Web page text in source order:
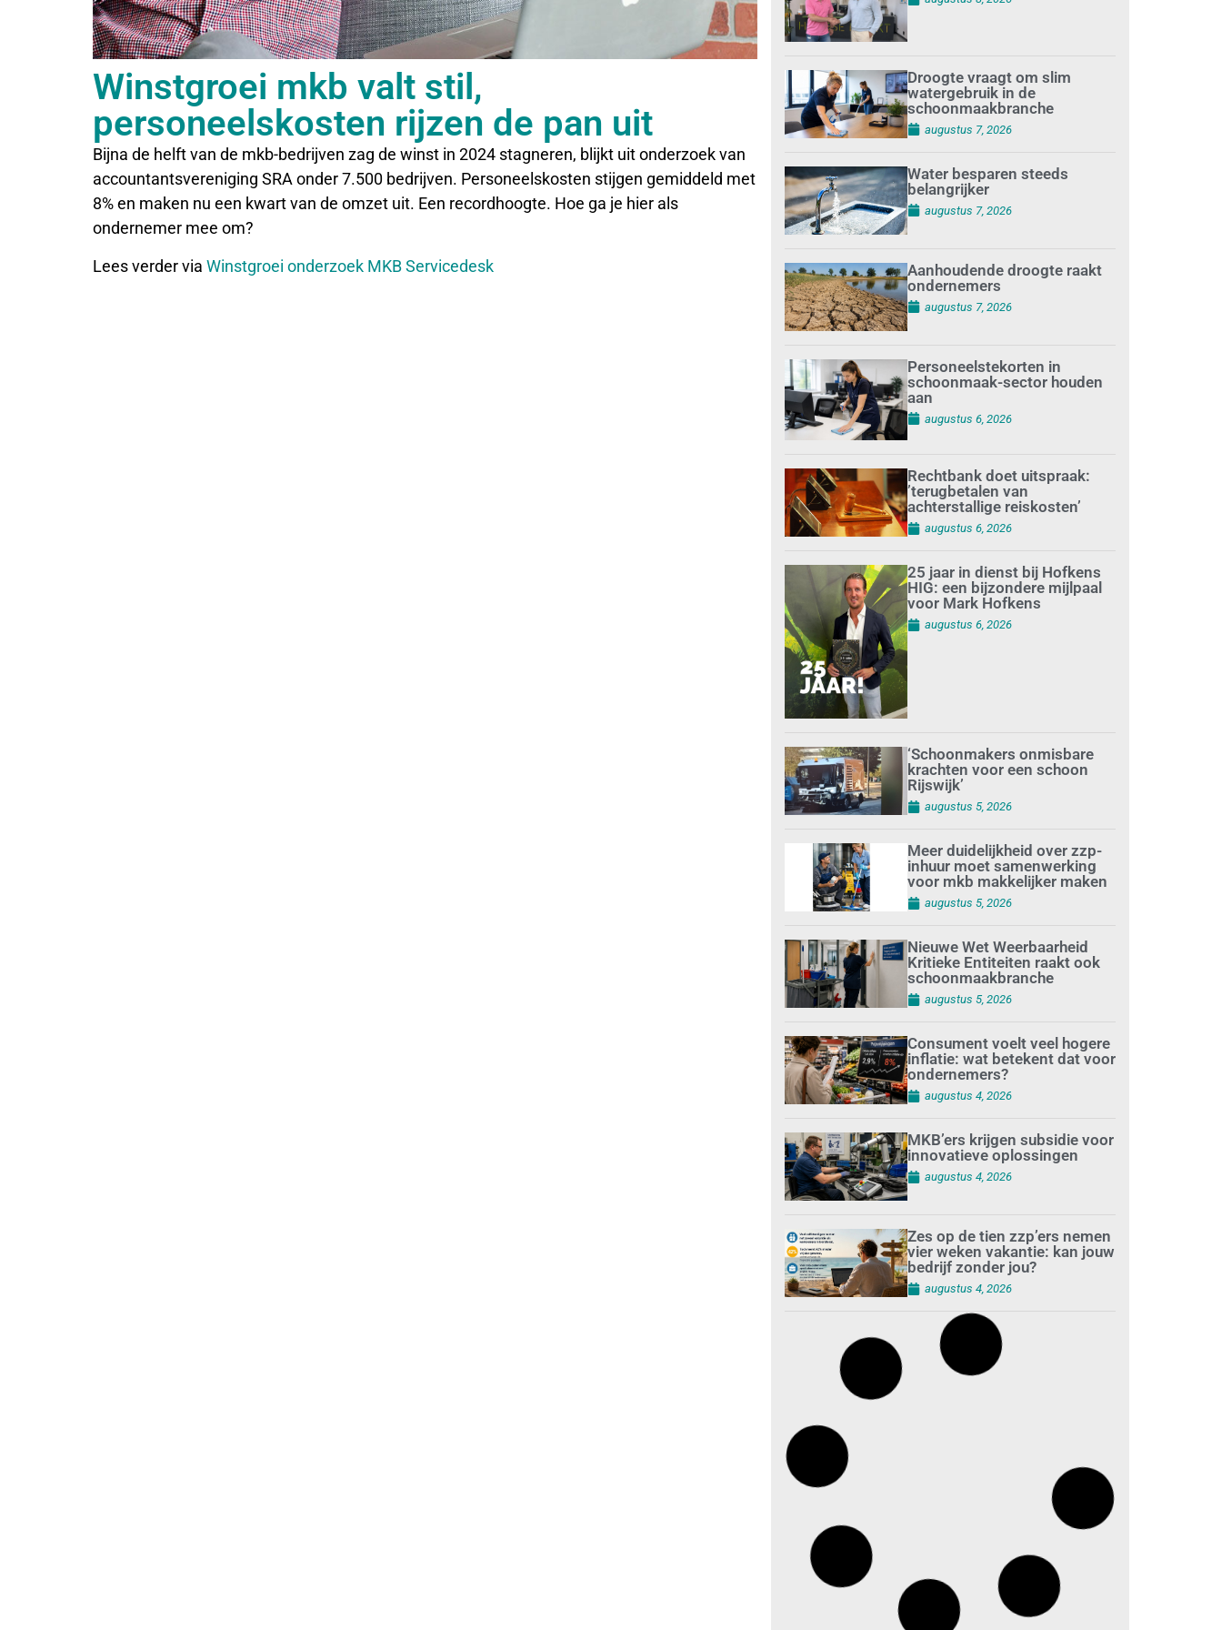
Winstgroei mkb valt stil,
personeelskosten rijzen de pan uit
Bijna de helft van de mkb-bedrijven zag de winst in 2024 stagneren, blijkt uit onderzoek van
accountantsvereniging SRA onder 7.500 bedrijven. Personeelskosten stijgen gemiddeld met
8% en maken nu een kwart van de omzet uit. Een recordhoogte. Hoe ga je hier als
ondernemer mee om?
Lees verder via Winstgroei onderzoek MKB Servicedesk
Droogte vraagt om slim
watergebruik in de
schoonmaakbranche
augustus 7, 2026
Water besparen steeds
belangrijker
augustus 7, 2026
Aanhoudende droogte raakt
ondernemers
augustus 7, 2026
Personeelstekorten in
schoonmaak-sector houden
aan
augustus 6, 2026
Rechtbank doet uitspraak:
’terugbetalen van
achterstallige reiskosten’
augustus 6, 2026
25 jaar in dienst bij Hofkens
HIG: een bijzondere mijlpaal
voor Mark Hofkens
augustus 6, 2026
‘Schoonmakers onmisbare
krachten voor een schoon
Rijswijk’
augustus 5, 2026
Meer duidelijkheid over zzp-
inhuur moet samenwerking
voor mkb makkelijker maken
augustus 5, 2026
Nieuwe Wet Weerbaarheid
Kritieke Entiteiten raakt ook
schoonmaakbranche
augustus 5, 2026
Consument voelt veel hogere
inflatie: wat betekent dat voor
ondernemers?
augustus 4, 2026
MKB’ers krijgen subsidie voor
innovatieve oplossingen
augustus 4, 2026
Zes op de tien zzp’ers nemen
vier weken vakantie: kan jouw
bedrijf zonder jou?
augustus 4, 2026
Digitalisering en AI
veranderen de
schoonmaakbranche
investeren in gezond en
tevreden personeel
augustus 3, 2026